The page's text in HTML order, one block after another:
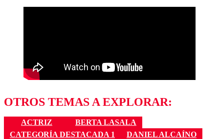
OTROS TEMAS A EXPLORAR:
ACTRIZ
BERTA LASALA
CATEGORÍA DESTACADA 1
DANIEL ALCAÍNO